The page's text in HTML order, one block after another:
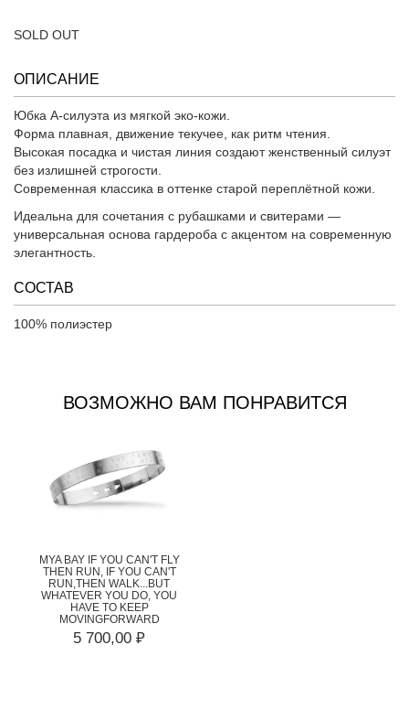
SOLD OUT
ОПИСАНИЕ
Юбка А-силуэта из мягкой эко-кожи.
Форма плавная, движение текучее, как ритм чтения.
Высокая посадка и чистая линия создают женственный силуэт
без излишней строгости.
Современная классика в оттенке старой переплётной кожи.
Идеальна для сочетания с рубашками и свитерами —
универсальная основа гардероба с акцентом на современную
элегантность.
СОСТАВ
100% полиэстер
ВОЗМОЖНО ВАМ ПОНРАВИТСЯ
MYA BAY IF YOU CAN'T FLY
THEN RUN, IF YOU CAN'T
RUN,THEN WALK...BUT
WHATEVER YOU DO, YOU
HAVE TO KEEP
MOVINGFORWARD
5 700,00 ₽